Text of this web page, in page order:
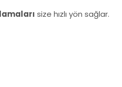
size hızlı yön sağlar.